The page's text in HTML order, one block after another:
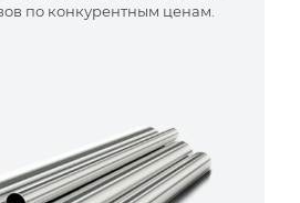
по конкурентным ценам.